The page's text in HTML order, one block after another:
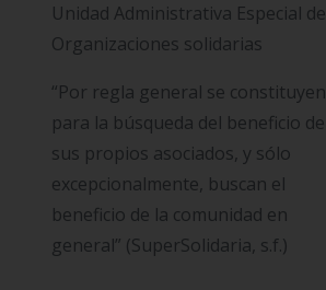
Unidad Administrativa Especial de
Organizaciones solidarias
“Por regla general se constituyen
para la búsqueda del beneficio de
sus propios asociados, y sólo
excepcionalmente, buscan el
beneficio de la comunidad en
general” (SuperSolidaria, s.f.)